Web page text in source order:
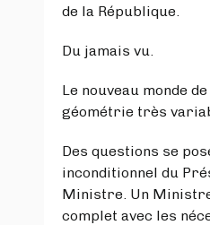
de la République.
Du jamais vu.
Le nouveau monde
géométrie très
Des questions se
inconditionnel du
Ministre. Un
complet avec les